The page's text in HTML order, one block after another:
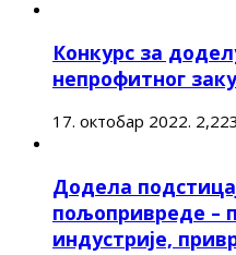
Конкурс за
непрофитног
17. октобар 2022. 2,223
Додела
пољопривреде –
индустрије,